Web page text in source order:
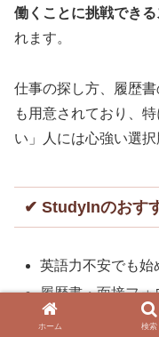
働くことに挑戦でき
れます。
仕事の探し方、履歴
も用意されており、
い」人には心強い選択
✔ StudyInのおす
英語力不安でも始
履歴書・面接フォ
語学＋就労の両立
ホーム 検索